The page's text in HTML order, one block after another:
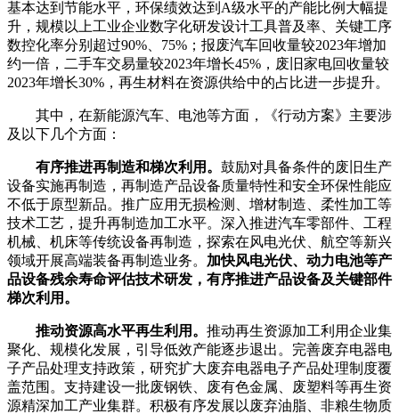
基本达到节能水平，环保绩效达到A级水平的产能比例大幅提
升，规模以上工业企业数字化研发设计工具普及率、关键工序
数控化率分别超过90%、75%；报废汽车回收量较2023年增加
约一倍，二手车交易量较2023年增长45%，废旧家电回收量较
2023年增长30%，再生材料在资源供给中的占比进一步提升。
其中，在新能源汽车、电池等方面，《行动方案》主要涉
及以下几个方面：
有序推进再制造和梯次利用。 鼓励对具备条件的废旧生产
设备实施再制造，再制造产品设备质量特性和安全环保性能应
不低于原型新品。推广应用无损检测、增材制造、柔性加工等
技术工艺，提升再制造加工水平。深入推进汽车零部件、工程
机械、机床等传统设备再制造，探索在风电光伏、航空等新兴
领域开展高端装备再制造业务。 加快风电光伏、动力电池等产
品设备残余寿命评估技术研发，有序推进产品设备及关键部件
梯次利用。
推动资源高水平再生利用。 推动再生资源加工利用企业集
聚化、规模化发展，引导低效产能逐步退出。完善废弃电器电
子产品处理支持政策，研究扩大废弃电器电子产品处理制度覆
盖范围。支持建设一批废钢铁、废有色金属、废塑料等再生资
源精深加工产业集群。积极有序发展以废弃油脂、非粮生物质